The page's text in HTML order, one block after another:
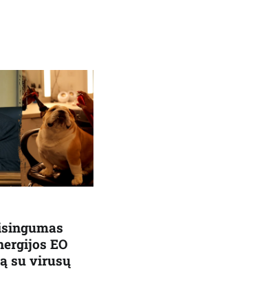
EO
su virusų